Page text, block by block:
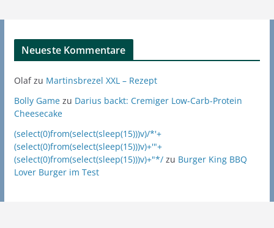
Neueste Kommentare
Olafzu Martinsbrezel XXL – Rezept
Bolly Gamezu Darius backt: Cremiger Low-Carb-Protein
Cheesecake
(select(0)from(select(sleep(15)))v)/*'+
(select(0)from(select(sleep(15)))v)+'"+
(select(0)from(select(sleep(15)))v)+"*/zu Burger King BBQ
Lover Burger im Test